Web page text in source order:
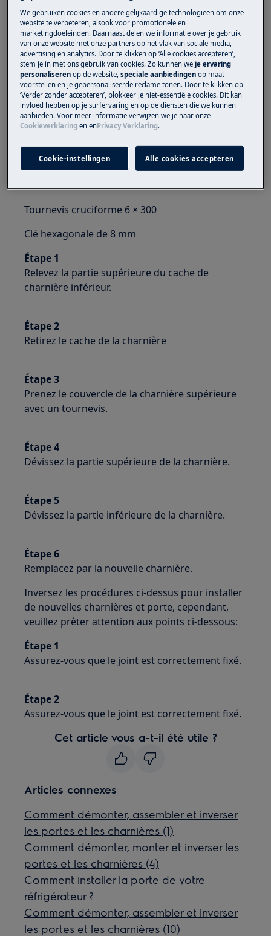
appareils, pour les appareils lourds, il faut deux
personnes pour le déplacer.
Utilisez toujours des gants de sécurité et des
chaussures fermées.
Veuillez noter que l'auto-réparation ou la réparation
non professionnelle peut avoir des conséquences sur
la sécurité si elle n'est pas effectuée correctement.
OUTILS:
Tournevis à fente 6 × 300
Tournevis cruciforme 6 × 300
Clé hexagonale de 8 mm
Étape 1
Relevez la partie supérieure du cache de
charnière inférieur.
Étape 2
Retirez le cache de la charnière
Étape 3
Prenez le couvercle de la charnière supérieure
avec un tournevis.
Étape 4
Dévissez la partie supérieure de la charnière.
Étape 5
Dévissez la partie inférieure de la charnière.
Étape 6
Remplacez par la nouvelle charnière.
Inversez les procédures ci-dessus pour installer
de nouvelles charnières et porte, cependant,
veuillez prêter attention aux points ci-dessous:
Étape 1
Assurez-vous que le joint est correctement fixé.
Étape 2
Assurez-vous que le joint est correctement fixé.
Cet article vous a-t-il été utile ?
Articles connexes
Comment démonter, assembler et inverser
les portes et les charnières (1)
Comment démonter, monter et inverser les
portes et les charnières (4)
Comment installer la porte de votre
réfrigérateur ?
Comment démonter, assembler et inverser
les portes et les charnières (10)
We gebruiken cookies en andere gelijkaardige technologieën om onze
website te verbeteren, alsook voor promotionele en
marketingdoeleinden. Daarnaast delen we informatie over je gebruik
van onze website met onze partners op het vlak van sociale media,
advertising en analytics. Door te klikken op ‘Alle cookies accepteren’,
stem je in met ons gebruik van cookies. Zo kunnen weje ervaring
personaliseren op de website,speciale aanbiedingen op maat
voorstellen en je gepersonaliseerde reclame tonen. Door te klikken op
‘Verder zonder accepteren’, blokkeer je niet-essentiële cookies. Dit kan
invloed hebben op je surfervaring en op de diensten die we kunnen
aanbieden. Voor meer informatie verwijzen we je naar onze
Cookieverklaring enenPrivacy Verklaring.
Cookie-instellingen Alle cookies accepteren